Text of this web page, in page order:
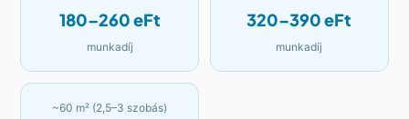
180–260 eFt
munkadíj
320–390 eFt
munkadíj
~60 m² (2,5–3 szobás)